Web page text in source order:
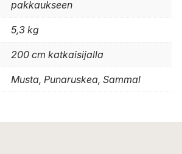
pakkaukseen
5,3 kg
200 cm katkaisijalla
Musta, Punaruskea, Sammal